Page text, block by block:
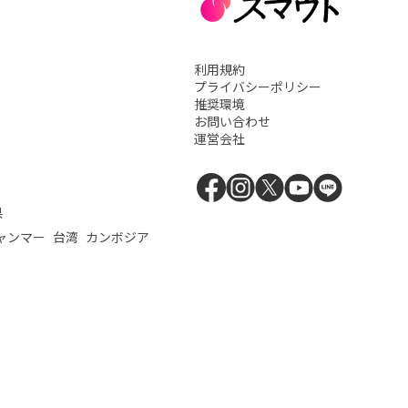
ンマー 台湾 カンボジア
利用規約
プライバシーポリシー
推奨環境
お問い合わせ
運営会社